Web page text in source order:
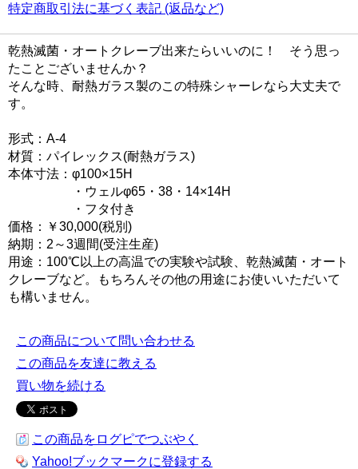
特定商取引法に基づく表記 (返品など)
乾熱滅菌・オートクレーブ出来たらいいのに！ そう思っ
たことございませんか？
そんな時、耐熱ガラス製のこの特殊シャーレなら大丈夫で
す。
形式：A-4
材質：パイレックス(耐熱ガラス)
本体寸法：φ100×15H
・ウェルφ65・38・14×14H
・フタ付き
価格：￥30,000(税別)
納期：2～3週間(受注生産)
用途：100℃以上の高温での実験や試験、乾熱滅菌・オート
クレーブなど。もちろんその他の用途にお使いいただいて
も構いません。
この商品について問い合わせる
この商品を友達に教える
買い物を続ける
この商品をログピでつぶやく
Yahoo!ブックマークに登録する